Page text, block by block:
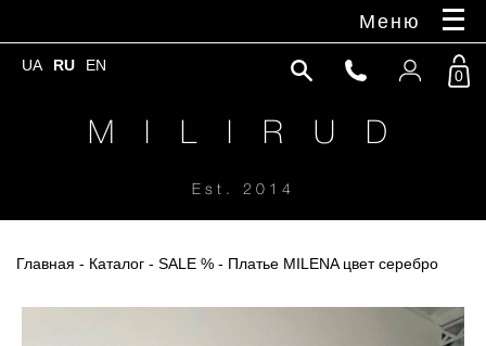
Меню
UA RU EN
M I L I R U D
Est. 2014
0
Главная - Каталог - SALE % - Платье MILENA цвет серебро